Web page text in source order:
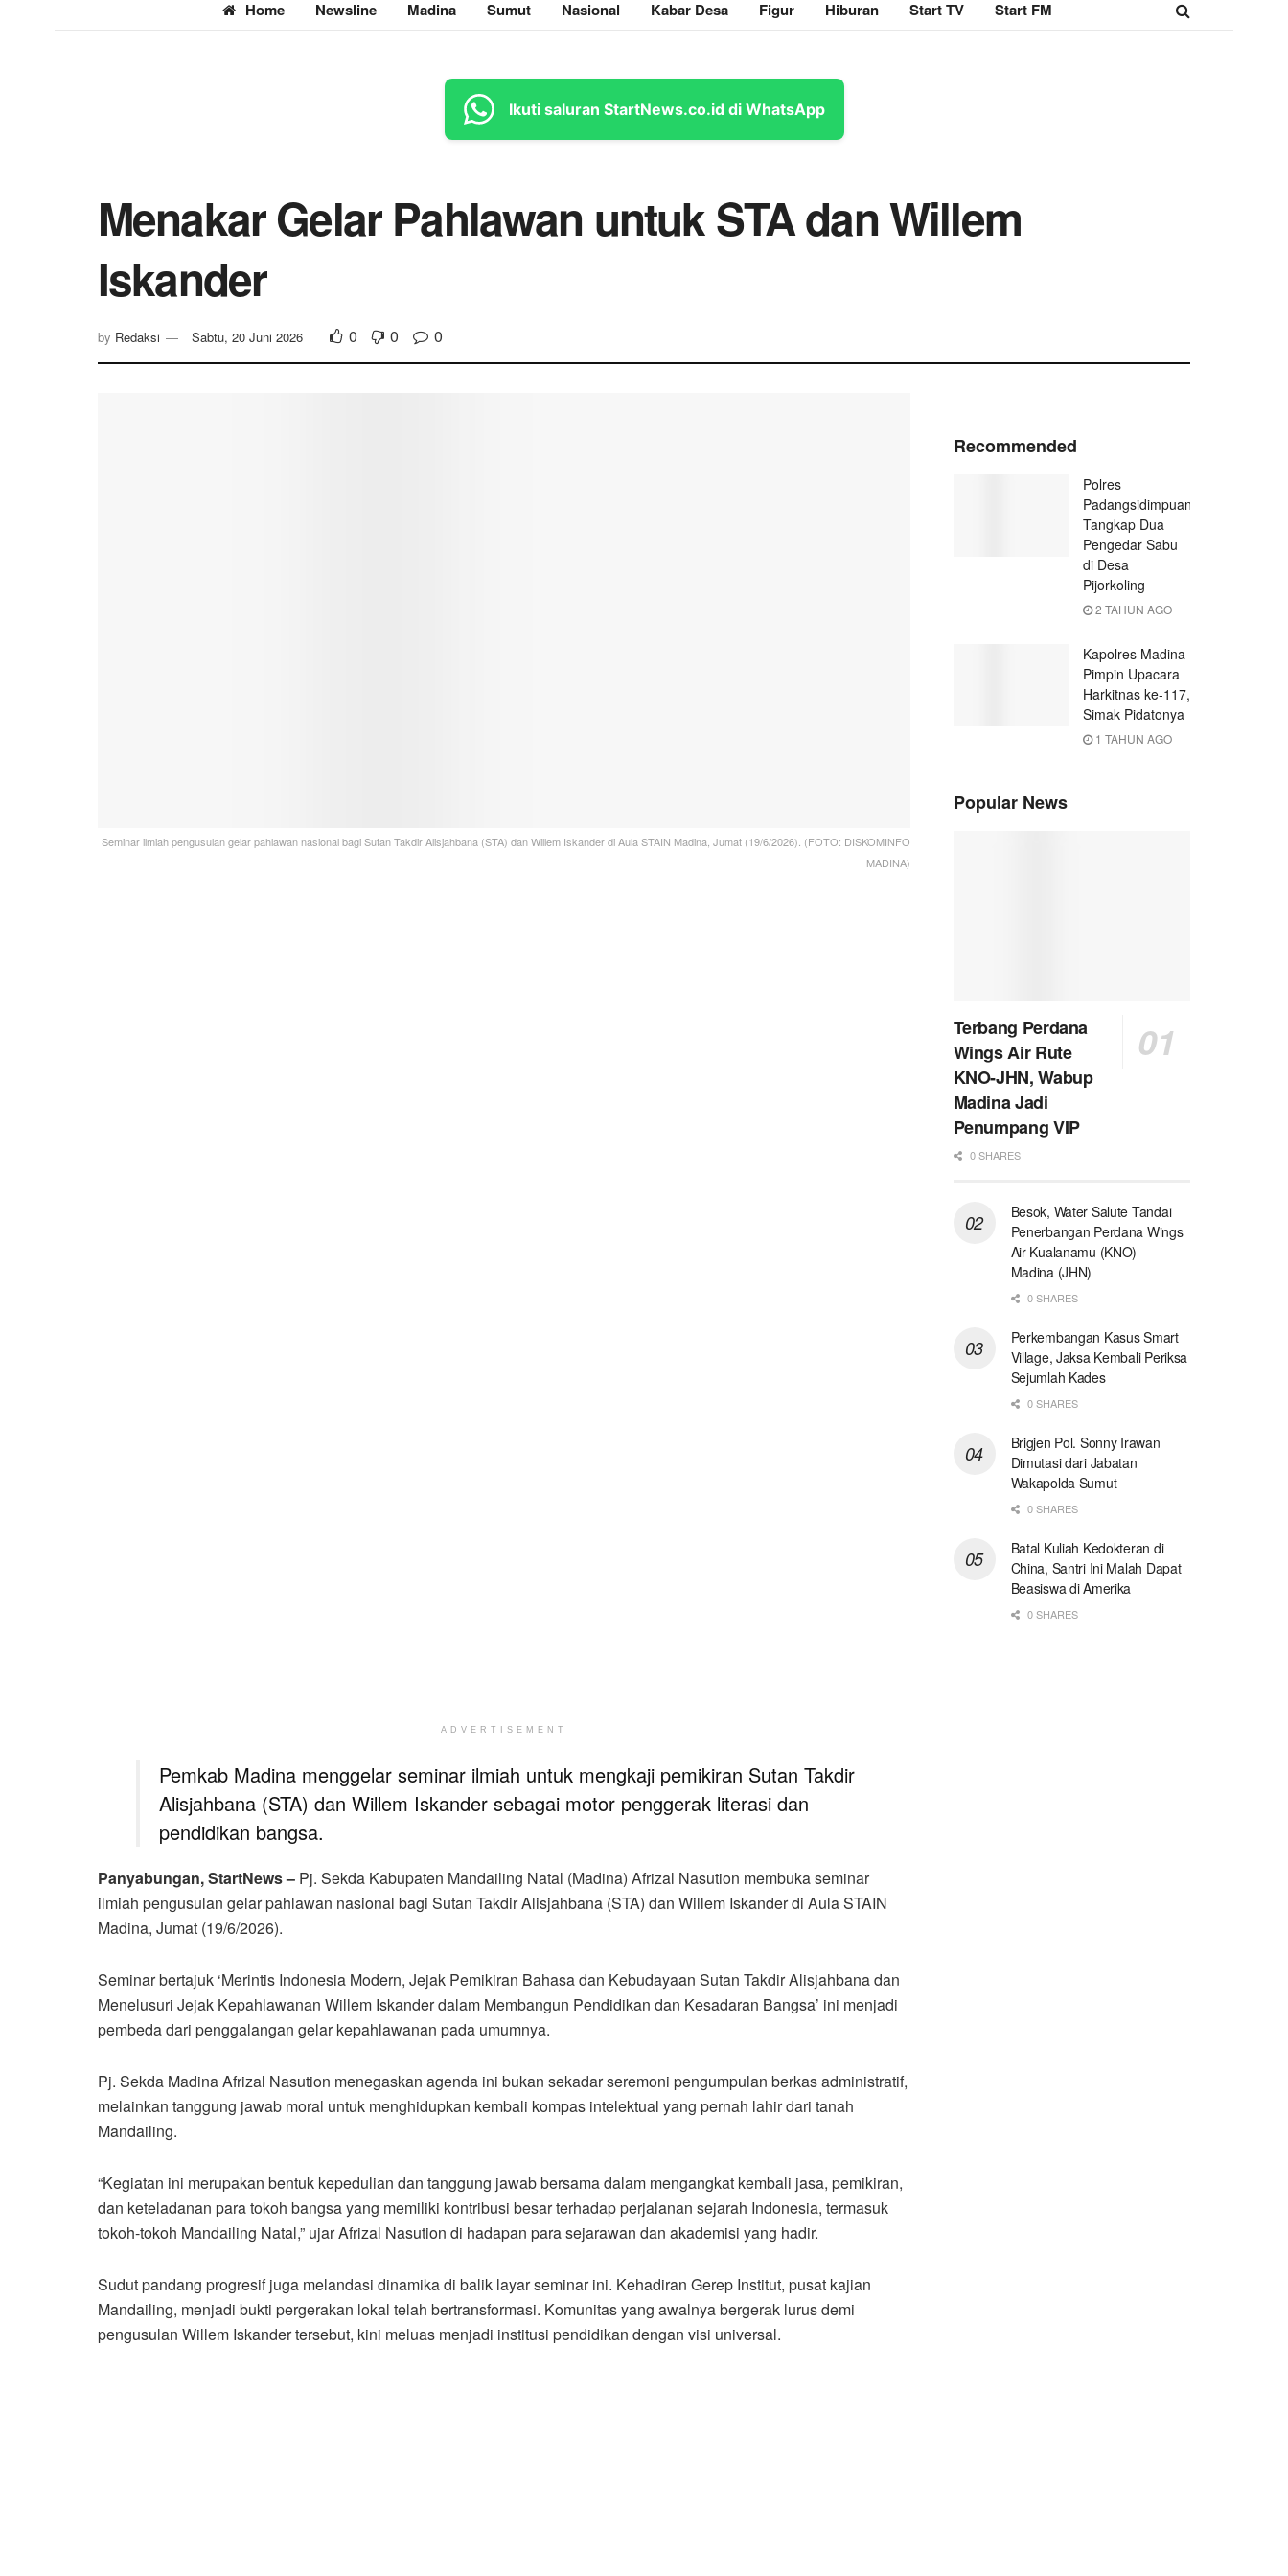
Home Newsline Madina Sumut Nasional Kabar Desa Figur Hiburan Start TV Start FM
Ikuti saluran StartNews.co.id di WhatsApp
Menakar Gelar Pahlawan untuk STA dan Willem
Iskander
by Redaksi Sabtu, 20 Juni 2026 0 0 0
Seminar ilmiah pengusulan gelar pahlawan nasional bagi Sutan Takdir Alisjahbana (STA) dan Willem Iskander di Aula STAIN Madina, Jumat (19/6/2026). (FOTO: DISKOMINFO
MADINA)
ADVERTISEMENT
Pemkab Madina menggelar seminar ilmiah untuk mengkaji pemikiran Sutan Takdir
Alisjahbana (STA) dan Willem Iskander sebagai motor penggerak literasi dan
pendidikan bangsa.
Panyabungan, StartNews – Pj. Sekda Kabupaten Mandailing Natal (Madina) Afrizal Nasution membuka seminar
ilmiah pengusulan gelar pahlawan nasional bagi Sutan Takdir Alisjahbana (STA) dan Willem Iskander di Aula STAIN
Madina, Jumat (19/6/2026).
Seminar bertajuk ‘Merintis Indonesia Modern, Jejak Pemikiran Bahasa dan Kebudayaan Sutan Takdir Alisjahbana dan
Menelusuri Jejak Kepahlawanan Willem Iskander dalam Membangun Pendidikan dan Kesadaran Bangsa’ ini menjadi
pembeda dari penggalangan gelar kepahlawanan pada umumnya.
Pj. Sekda Madina Afrizal Nasution menegaskan agenda ini bukan sekadar seremoni pengumpulan berkas administratif,
melainkan tanggung jawab moral untuk menghidupkan kembali kompas intelektual yang pernah lahir dari tanah
Mandailing.
“Kegiatan ini merupakan bentuk kepedulian dan tanggung jawab bersama dalam mengangkat kembali jasa, pemikiran,
dan keteladanan para tokoh bangsa yang memiliki kontribusi besar terhadap perjalanan sejarah Indonesia, termasuk
tokoh-tokoh Mandailing Natal,” ujar Afrizal Nasution di hadapan para sejarawan dan akademisi yang hadir.
Sudut pandang progresif juga melandasi dinamika di balik layar seminar ini. Kehadiran Gerep Institut, pusat kajian
Mandailing, menjadi bukti pergerakan lokal telah bertransformasi. Komunitas yang awalnya bergerak lurus demi
pengusulan Willem Iskander tersebut, kini meluas menjadi institusi pendidikan dengan visi universal.
Recommended
Polres
Padangsidimpuan
Tangkap Dua
Pengedar Sabu
di Desa
Pijorkoling
2 TAHUN AGO
Kapolres Madina
Pimpin Upacara
Harkitnas ke-117,
Simak Pidatonya
1 TAHUN AGO
Popular News
Terbang Perdana
Wings Air Rute
KNO-JHN, Wabup
Madina Jadi
Penumpang VIP
0 SHARES
Besok, Water Salute Tandai
Penerbangan Perdana Wings
Air Kualanamu (KNO) –
Madina (JHN)
0 SHARES
Perkembangan Kasus Smart
Village, Jaksa Kembali Periksa
Sejumlah Kades
0 SHARES
Brigjen Pol. Sonny Irawan
Dimutasi dari Jabatan
Wakapolda Sumut
0 SHARES
Batal Kuliah Kedokteran di
China, Santri Ini Malah Dapat
Beasiswa di Amerika
0 SHARES